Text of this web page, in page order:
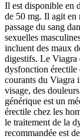
Il est disponible en
de 50 mg. Il agit en
passage du sang
sexuelles
incluent des maux
digestifs. Le Viagra
dysfonction érectile
courants du Viagra
visage, des
générique est un
érectile chez les
le traitement de la
recommandée est